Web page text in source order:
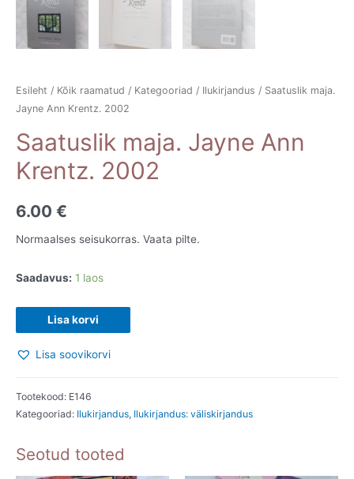
Esileht / Kõik raamatud / Kategooriad / Ilukirjandus / Saatuslik maja.
Jayne Ann Krentz. 2002
Saatuslik maja. Jayne Ann
Krentz. 2002
6.00 €
Normaalses seisukorras. Vaata pilte.
Saadavus: 1 laos
Saatuslik
maja.
Jayne
Krentz.
2002
Lisa korvi
Lisa soovikorvi
Tootekood: E146
Kategooriad: Ilukirjandus, Ilukirjandus: väliskirjandus
Seotud tooted